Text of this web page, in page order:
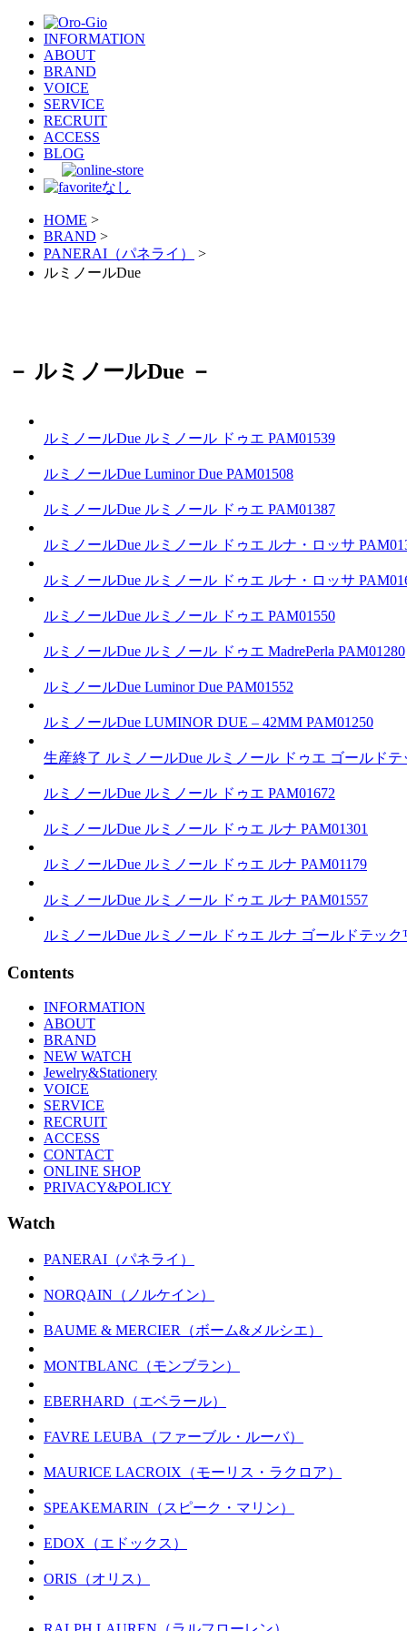
INFORMATION
ABOUT
BRAND
VOICE
SERVICE
RECRUIT
ACCESS
BLOG
HOME >
BRAND >
PANERAI（パネライ）
>
ルミノールDue
－ ルミノールDue －
ルミノールDue ルミノール ドゥエ PAM01539
ルミノールDue Luminor Due PAM01508
ルミノールDue ルミノール ドゥエ PAM01387
ルミノールDue ルミノール ドゥエ ルナ・ロッサ
ルミノールDue ルミノール ドゥエ ルナ・ロッサ
ルミノールDue ルミノール ドゥエ PAM01550
ルミノールDue ルミノール ドゥエ MadrePerla PAM01280
ルミノールDue Luminor Due PAM01552
ルミノールDue LUMINOR DUE – 42MM PAM01250
生産終了 ルミノールDue ルミノール ドゥエ ゴールド
ルミノールDue ルミノール ドゥエ PAM01672
ルミノールDue ルミノール ドゥエ ルナ PAM01301
ルミノールDue ルミノール ドゥエ ルナ PAM01179
ルミノールDue ルミノール ドゥエ ルナ PAM01557
ルミノールDue ルミノール ドゥエ ルナ ゴールドテッ
Contents
INFORMATION
ABOUT
BRAND
NEW WATCH
Jewelry&Stationery
VOICE
SERVICE
RECRUIT
ACCESS
CONTACT
ONLINE SHOP
PRIVACY&POLICY
Watch
PANERAI（パネライ）
NORQAIN（ノルケイン）
BAUME & MERCIER（ボーム&メルシエ）
MONTBLANC（モンブラン）
EBERHARD（エベラール）
FAVRE LEUBA（ファーブル・ルーバ）
MAURICE LACROIX（モーリス・ラクロア）
SPEAKEMARIN（スピーク・マリン）
EDOX（エドックス）
ORIS（オリス）